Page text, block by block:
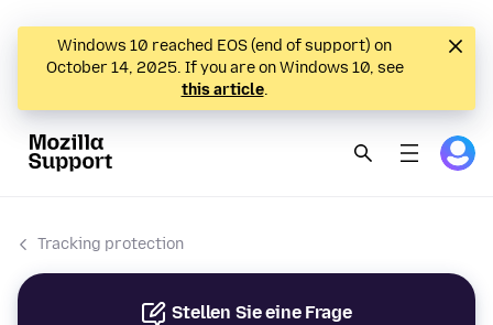
Windows 10 reached EOS (end of support) on
October 14, 2025. If you are on Windows 10, see
this article.
Tracking protection
Stellen Sie eine Frage